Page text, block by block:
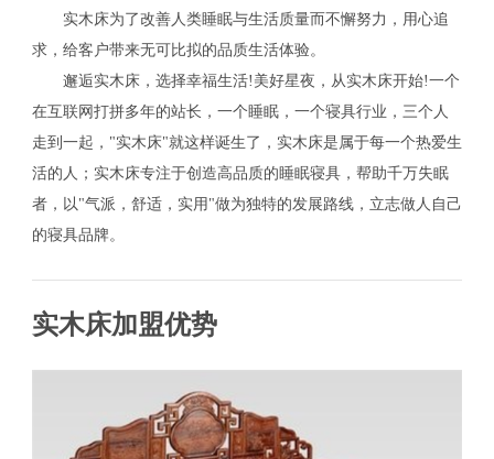
实木床为了改善人类睡眠与生活质量而不懈努力，用心追
求，给客户带来无可比拟的品质生活体验。
邂逅实木床，选择幸福生活!美好星夜，从实木床开始!一个
在互联网打拼多年的站长，一个睡眠，一个寝具行业，三个人
走到一起，"实木床"就这样诞生了，实木床是属于每一个热爱生
活的人；实木床专注于创造高品质的睡眠寝具，帮助千万失眠
者，以"气派，舒适，实用"做为独特的发展路线，立志做人自己
的寝具品牌。
实木床加盟优势